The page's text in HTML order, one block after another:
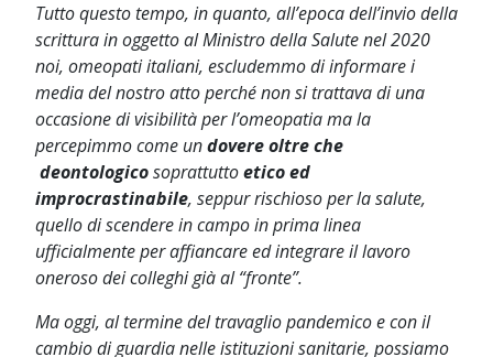
Tutto questo tempo, in quanto, all’epoca dell’invio della
scrittura in oggetto al Ministro della Salute nel 2020
noi, omeopati italiani, escludemmo di informare i
media del nostro atto perché non si trattava di una
occasione di visibilità per l’omeopatia ma la
percepimmo come undovere oltre che
deontologicosoprattuttoetico ed
improcrastinabile, seppur rischioso per la salute,
quello di scendere in campo in prima linea
ufficialmente per affiancare ed integrare il lavoro
oneroso dei colleghi già al “fronte”.
Ma oggi, al termine del travaglio pandemico e con il
cambio di guardia nelle istituzioni sanitarie, possiamo